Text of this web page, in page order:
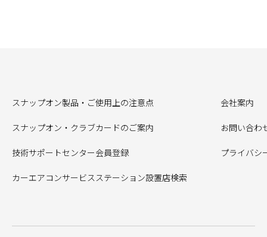
スナップオン製品・ご使用上の注意点
スナップオン・クラブカードのご案内
技術サポートセンター会員登録
カーエアコンサービスステーション設置店検索
会社案内
お問い合わ
プライバシ